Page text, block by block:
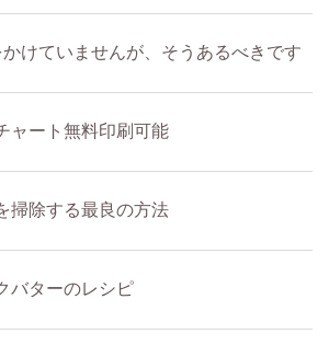
けていませんが、そうあるべきです
ャート無料印刷可能
掃除する最良の方法
バターのレシピ